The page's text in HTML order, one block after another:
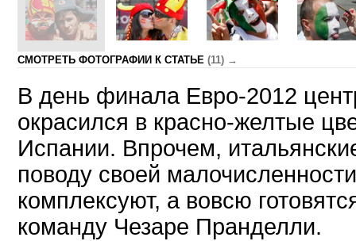
CМОТРЕТЬ ФОТОГРАФИИ К СТАТЬЕ (11) →
В день финала Евро-2012
окрасился в красно-желтые
Испании. Впрочем,
поводу своей
комплексуют, а вовсю
команду Чезаре Пранделли.